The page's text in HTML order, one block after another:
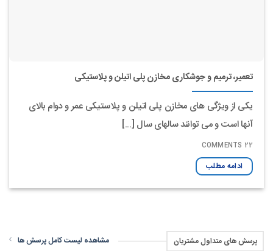
تعمیر، ترمیم و جوشکاری مخازن پلی اتیلن و پلاستیکی
یکی از ویژگی های مخازن پلی اتیلن و پلاستیکی عمر و دوام بالای
آنها است و می توانند سالهای سال [...]
22 COMMENTS
ادامه مطلب
پرسش های متداول مشتریان مشاهده لیست کامل پرسش ها